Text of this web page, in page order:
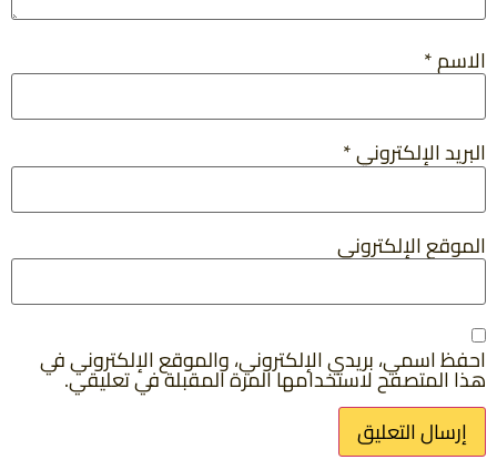
الاسم*
البريد الإلكتروني*
الموقع الإلكتروني
احفظ اسمي، بريدي الإلكتروني، والموقع الإلكتروني في
هذا المتصفح لاستخدامها المرة المقبلة في تعليقي.